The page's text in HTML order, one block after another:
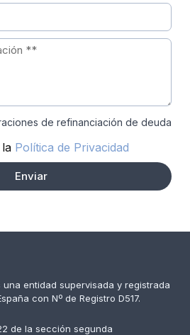
de refinanciación de deuda
Política de Privacidad
Enviar
una entidad supervisada y registrada
con Nº de Registro D517.
de la sección segunda